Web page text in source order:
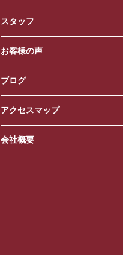
スタッフ
お客様の声
ブログ
アクセスマップ
会社概要